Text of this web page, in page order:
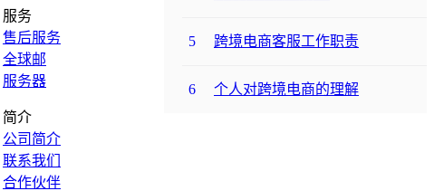
5 跨境电商客服工作职责
6 个人对跨境电商的理解
服务
售后服务
全球邮
服务器
简介
公司简介
联系我们
合作伙伴